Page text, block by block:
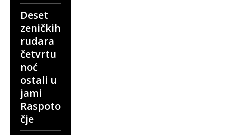
Deset
zeničkih
rudara
četvrtu
noć
ostali u
jami
Raspoto
čje